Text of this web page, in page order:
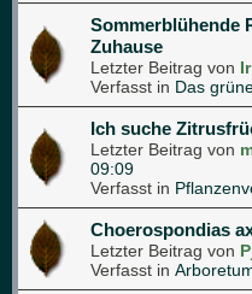
Sommerblühende
Zuhause
Letzter Beitrag von
Verfasst in Das
Ich suche
Letzter Beitrag von
09:09
Verfasst in
Choerospondias
Letzter Beitrag von
Verfasst in